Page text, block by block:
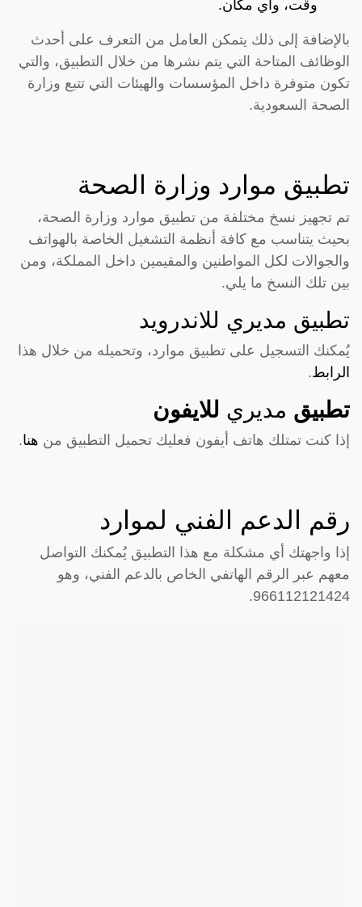
وقت، وأي مكان.
بالإضافة إلى ذلك يتمكن العامل من التعرف على أحدث
الوظائف المتاحة التي يتم نشرها من خلال التطبيق، والتي
تكون متوفرة داخل المؤسسات والهيئات التي تتبع وزارة
الصحة السعودية.
تطبيق موارد وزارة الصحة
تم تجهيز نسخ مختلفة من تطبيق موارد وزارة الصحة،
بحيث يتناسب مع كافة أنظمة التشغيل الخاصة بالهواتف
والجوالات لكل المواطنين والمقيمين داخل المملكة، ومن
بين تلك النسخ ما يلي.
تطبيق مديري للاندرويد
يُمكنك التسجيل على تطبيق موارد، وتحميله من خلال هذا
الرابط.
تطبيق مديري للايفون
إذا كنت تمتلك هاتف أيفون فعليك تحميل التطبيق من هنا.
رقم الدعم الفني لموارد
إذا واجهتك أي مشكلة مع هذا التطبيق يُمكنك التواصل
معهم عبر الرقم الهاتفي الخاص بالدعم الفني، وهو
966112121424.